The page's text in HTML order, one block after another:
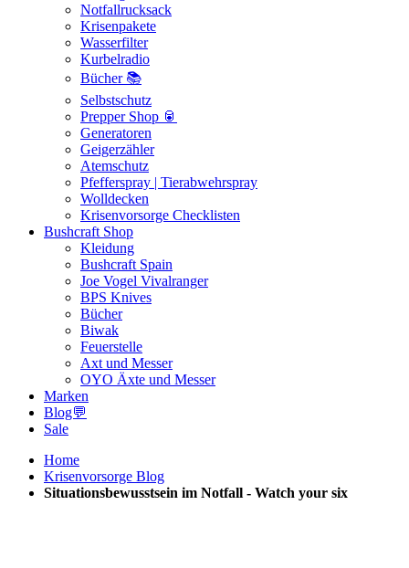
Notfallrucksack
Krisenpakete
Wasserfilter
Kurbelradio
Bücher 📚
Selbstschutz
Prepper Shop 🥫
Generatoren
Geigerzähler
Atemschutz
Pfefferspray | Tierabwehrspray
Wolldecken
Krisenvorsorge Checklisten
Bushcraft Shop
Kleidung
Bushcraft Spain
Joe Vogel Vivalranger
BPS Knives
Bücher
Biwak
Feuerstelle
Axt und Messer
OYO Äxte und Messer
Marken
Blog💬
Sale
Home
Krisenvorsorge Blog
Situationsbewusstsein im Notfall - Watch your six